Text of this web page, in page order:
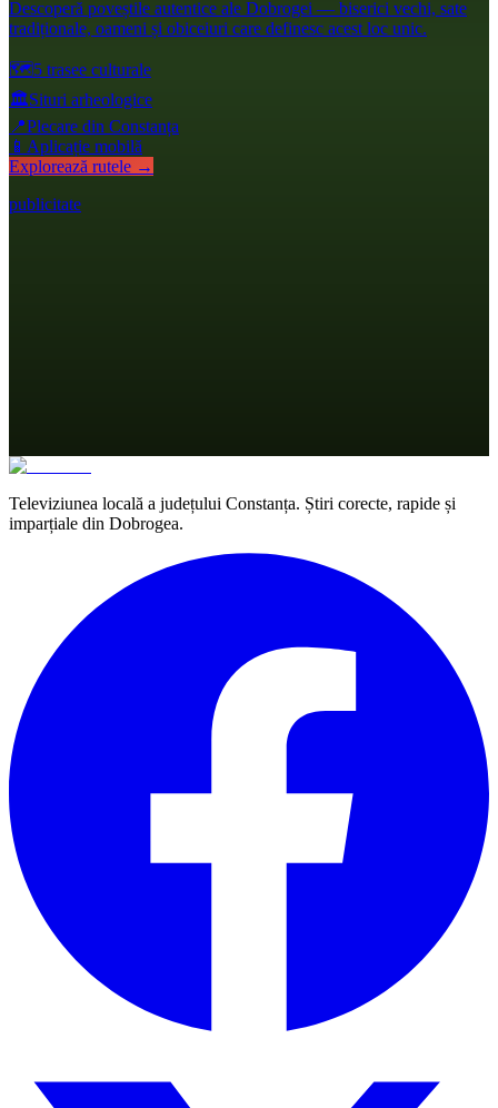
Descoperă poveștile autentice ale Dobrogei — biserici vechi, sate
tradiționale, oameni și obiceiuri care definesc acest loc unic.
🗺️5 trasee culturale
🏛️Situri arheologice
📍Plecare din Constanța
📱 Aplicație mobilă
Explorează rutele →
publicitate
Televiziunea locală a județului Constanța. Știri corecte, rapide și
imparțiale din Dobrogea.